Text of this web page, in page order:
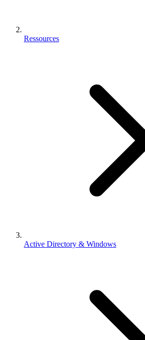
Ressources
Active Directory & Windows